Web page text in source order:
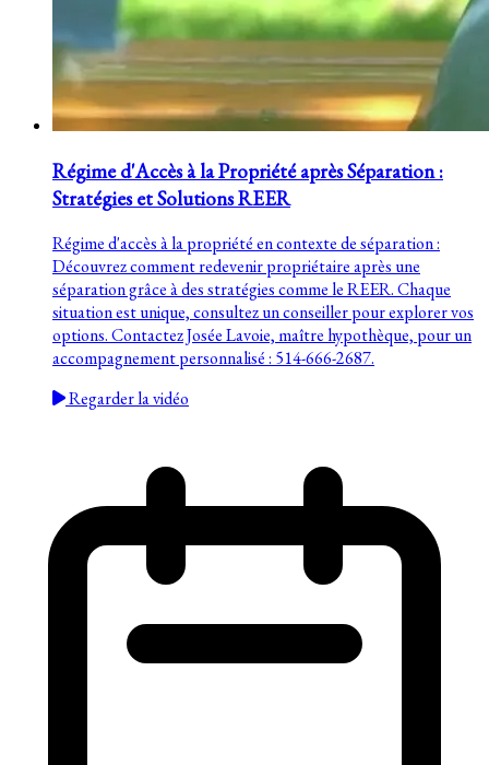
Régime d'Accès à la Propriété après Séparation :
Stratégies et Solutions REER
Régime d'accès à la propriété en contexte de séparation :
Découvrez comment redevenir propriétaire après une
séparation grâce à des stratégies comme le REER. Chaque
situation est unique, consultez un conseiller pour explorer vos
options. Contactez Josée Lavoie, maître hypothèque, pour un
accompagnement personnalisé : 514-666-2687.
Regarder la vidéo